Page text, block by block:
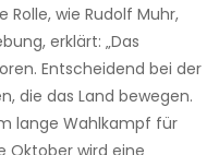
wie Rudolf Muhr,
erklärt: „Das
Entscheidend bei der
die das Land bewegen.
lange Wahlkampf für